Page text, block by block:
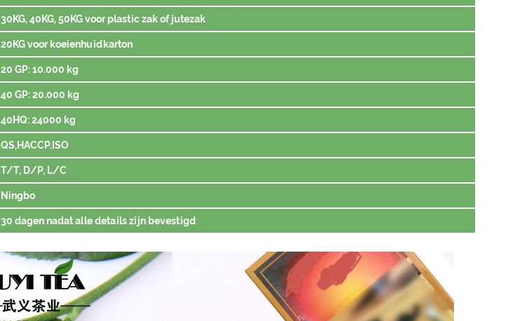
30KG, 40KG, 50KG voor plastic zak of jutezak
20KG voor koeienhuidkarton
20 GP: 10.000 kg
40 GP: 20.000 kg
40HQ: 24000 kg
QS,HACCP.ISO
T/T, D/P, L/C
Ningbo
30 dagen nadat alle details zijn bevestigd